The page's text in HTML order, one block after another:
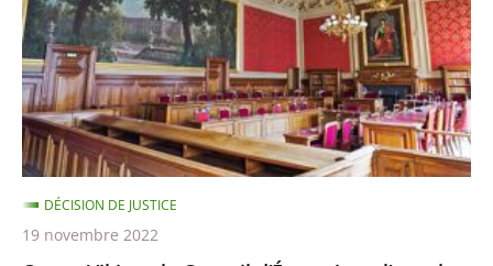
Conseil
d’État
rejette
l’appel
demandant
qu’il
soit
mis
fin,
DÉCISION DE JUSTICE
19 novembre 2022